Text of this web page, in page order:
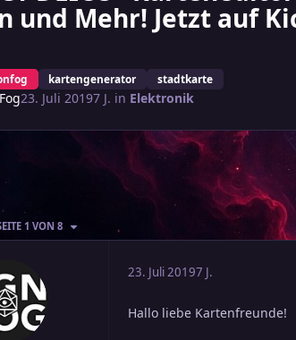
und Mehr! Jetzt auf
kartengenerator stadtkarte
23. Juli 20197 J. in Elektronik
SEITE
1 VON 8
23. Juli 20197 J.
Hallo liebe Kartenfreunde!